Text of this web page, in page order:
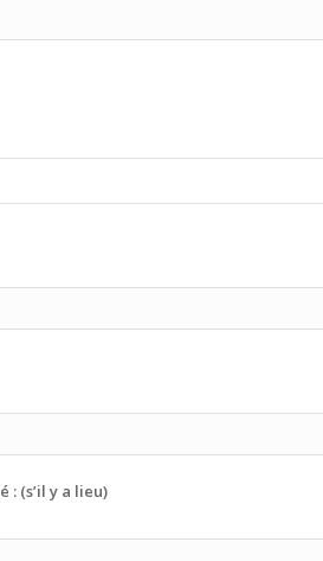
(s’il y a lieu)